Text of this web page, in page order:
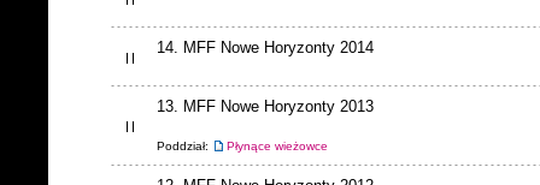
14. MFF Nowe Horyzonty 2014
13. MFF Nowe Horyzonty 2013
Poddział: Płynące wieżowce